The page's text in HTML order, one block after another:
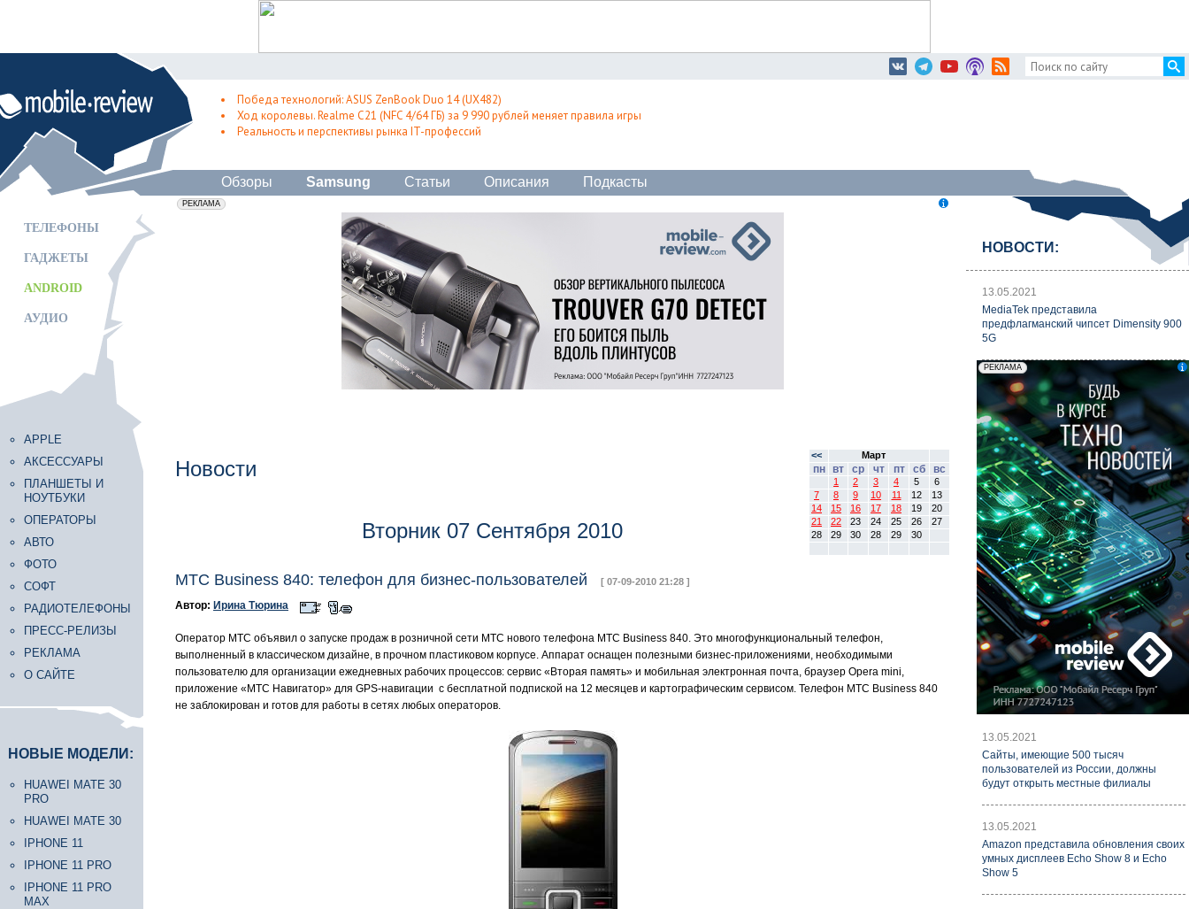
Победа технологий: ASUS ZenBook Duo 14 (UX482)
Ход королевы. Realme C21 (NFC 4/64 ГБ) за 9 990 рублей меняет правила игры
Реальность и перспективы рынка IT-профессий
Обзоры Samsung Статьи Описания Подкасты
ТЕЛЕФОНЫ
ГАДЖЕТЫ
ANDROID
АУДИО
APPLE
АКСЕССУАРЫ
ПЛАНШЕТЫ И
НОУТБУКИ
ОПЕРАТОРЫ
АВТО
ФОТО
СОФТ
РАДИОТЕЛЕФОНЫ
ПРЕСС-РЕЛИЗЫ
РЕКЛАМА
О САЙТЕ
НОВЫЕ МОДЕЛИ:
HUAWEI MATE 30
PRO
HUAWEI MATE 30
IPHONE 11
IPHONE 11 PRO
IPHONE 11 PRO
MAX
erid: 2VfnxxmNzs5
РЕКЛАМА
<< Март
пн вт ср чт пт сб вс
1 2 3 4 5
6
7
8 9 10 11 12
13
14
15 16 17 18 19
20
21
22 23 24 25 26
27
28
29 30 28 29 30
Новости
Вторник 07 Сентября 2010
МТС Business 840: телефон для бизнес-пользователей [ 07-09-2010 21:28 ]
Автор: Ирина Тюрина
Оператор МТС объявил о запуске продаж в розничной сети МТС нового телефона МТС Business 840. Это многофункциональный телефон,
выполненный в классическом дизайне, в прочном пластиковом корпусе. Аппарат оснащен полезными бизнес-приложениями, необходимыми
пользователю для организации ежедневных рабочих процессов: сервис «Вторая память» и мобильная электронная почта, браузер Opera mini,
приложение «МТС Навигатор» для GPS-навигации c бесплатной подпиской на 12 месяцев и картографическим сервисом. Телефон МТС Business 840
не заблокирован и готов для работы в сетях любых операторов.
НОВОСТИ:
13.05.2021
MediaTek представила
предфлагманский чипсет Dimensity 900
5G
13.05.2021
Cайты, имеющие 500 тысяч
пользователей из России, должны
будут открыть местные филиалы
13.05.2021
Amazon представила обновления своих
умных дисплеев Echo Show 8 и Echo
Show 5